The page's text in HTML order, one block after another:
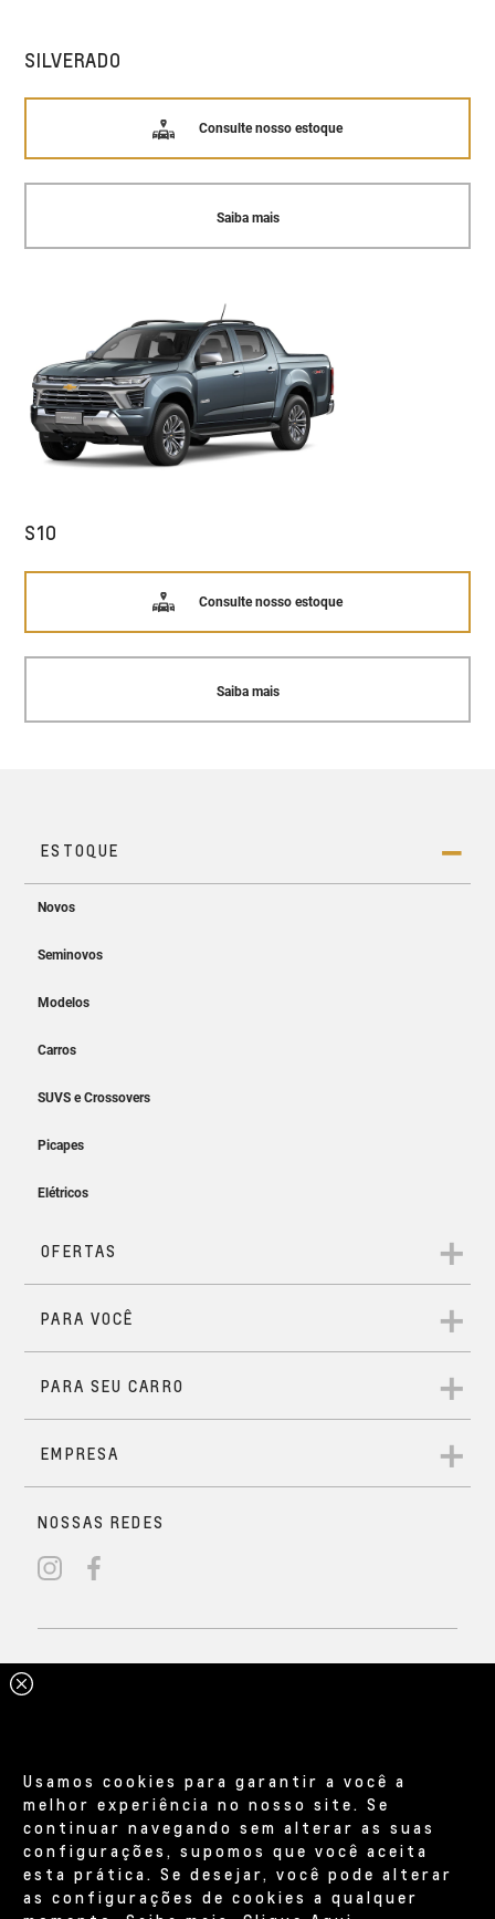
SILVERADO
Consulte nosso estoque
Saiba mais
S10
Consulte nosso estoque
Saiba mais
Usamos cookies para garantir a você a
melhor experiência no nosso site. Se
continuar navegando sem alterar as suas
configurações, supomos que você aceita
esta prática. Se desejar, você pode alterar
as configurações de cookies a qualquer